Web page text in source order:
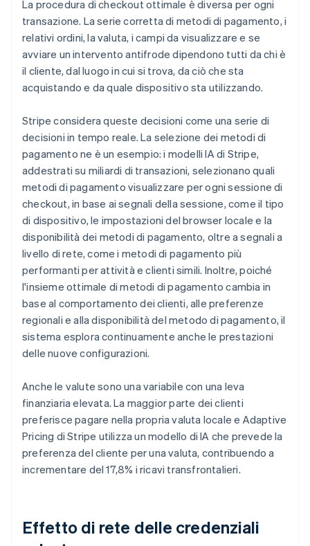
La procedura di checkout ottimale è diversa per ogni
transazione. La serie corretta di metodi di pagamento, i
relativi ordini, la valuta, i campi da visualizzare e se
avviare un intervento antifrode dipendono tutti da chi è
il cliente, dal luogo in cui si trova, da ciò che sta
acquistando e da quale dispositivo sta utilizzando.
Stripe considera queste decisioni come una serie di
decisioni in tempo reale. La selezione dei metodi di
pagamento ne è un esempio: i modelli IA di Stripe,
addestrati su miliardi di transazioni, selezionano quali
metodi di pagamento visualizzare per ogni sessione di
checkout, in base ai segnali della sessione, come il tipo
di dispositivo, le impostazioni del browser locale e la
disponibilità dei metodi di pagamento, oltre a segnali a
livello di rete, come i metodi di pagamento più
performanti per attività e clienti simili. Inoltre, poiché
l'insieme ottimale di metodi di pagamento cambia in
base al comportamento dei clienti, alle preferenze
regionali e alla disponibilità del metodo di pagamento, il
sistema esplora continuamente anche le prestazioni
delle nuove configurazioni.
Anche le valute sono una variabile con una leva
finanziaria elevata. La maggior parte dei clienti
preferisce pagare nella propria valuta locale e Adaptive
Pricing di Stripe utilizza un modello di IA che prevede la
preferenza del cliente per una valuta, contribuendo a
incrementare del 17,8% i ricavi transfrontalieri.
Effetto di rete delle credenziali